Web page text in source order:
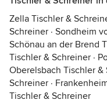
Zella Tischler &
Schreiner · Sondheim
Schönau an der Brend
Tischler & Schreiner ·
Oberelsbach Tischler &
Schreiner ·
Tischler & Schreiner